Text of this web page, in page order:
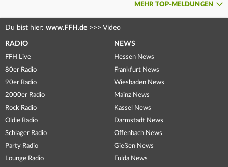
MEHR TOP-MELDUNGEN
Du bist hier: www.FFH.de >>> Video
RADIO
FFH Live
80er Radio
90er Radio
2000er Radio
Rock Radio
Oldie Radio
Schlager Radio
Party Radio
Lounge Radio
NEWS
Hessen News
Frankfurt News
Wiesbaden News
Mainz News
Kassel News
Darmstadt News
Offenbach News
Gießen News
Fulda News